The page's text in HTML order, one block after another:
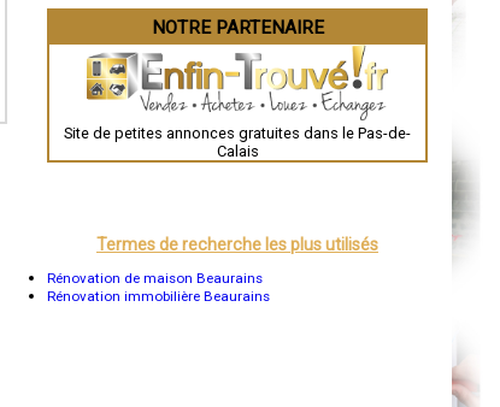
Besançon
Évreux
Chartres
Nîmes
Auch
Grenoble
Mont-de-Marsan
Blois
NOTRE PARTENAIRE
Site de petites annonces gratuites dans le Pas-de-
Calais
Termes de recherche les plus utilisés
Rénovation de maison Beaurains
Rénovation immobilière Beaurains